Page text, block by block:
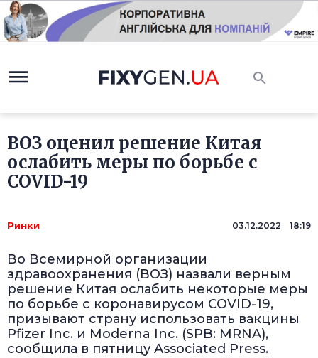
ВОЗ оценил решение Китая
ослабить меры по борьбе с
COVID-19
Ринки 03.12.2022 18:19
Во Всемирной организации
здравоохранения (ВОЗ) назвали верным
решение Китая ослабить некоторые меры
по борьбе с коронавирусом COVID-19,
призывают страну использовать вакцины
Pfizer Inc. и Moderna Inc. (SPB: MRNA),
сообщила в пятницу Associated Press.